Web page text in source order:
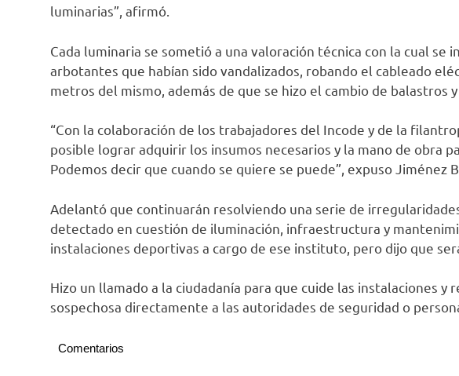
luminarias”, afirmó.
Cada luminaria se sometió a una valoración técnica con la cual se
arbotantes que habían sido vandalizados, robando el cableado
metros del mismo, además de que se hizo el cambio de balastros
“Con la colaboración de los trabajadores del Incode y de la
posible lograr adquirir los insumos necesarios y la mano de obra
Podemos decir que cuando se quiere se puede”, expuso Jiménez
Adelantó que continuarán resolviendo una serie de
detectado en cuestión de iluminación, infraestructura y
instalaciones deportivas a cargo de ese instituto, pero dijo que
Hizo un llamado a la ciudadanía para que cuide las instalaciones
sospechosa directamente a las autoridades de seguridad o
Comentarios